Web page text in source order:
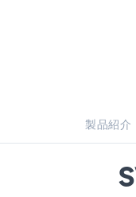
製品紹介